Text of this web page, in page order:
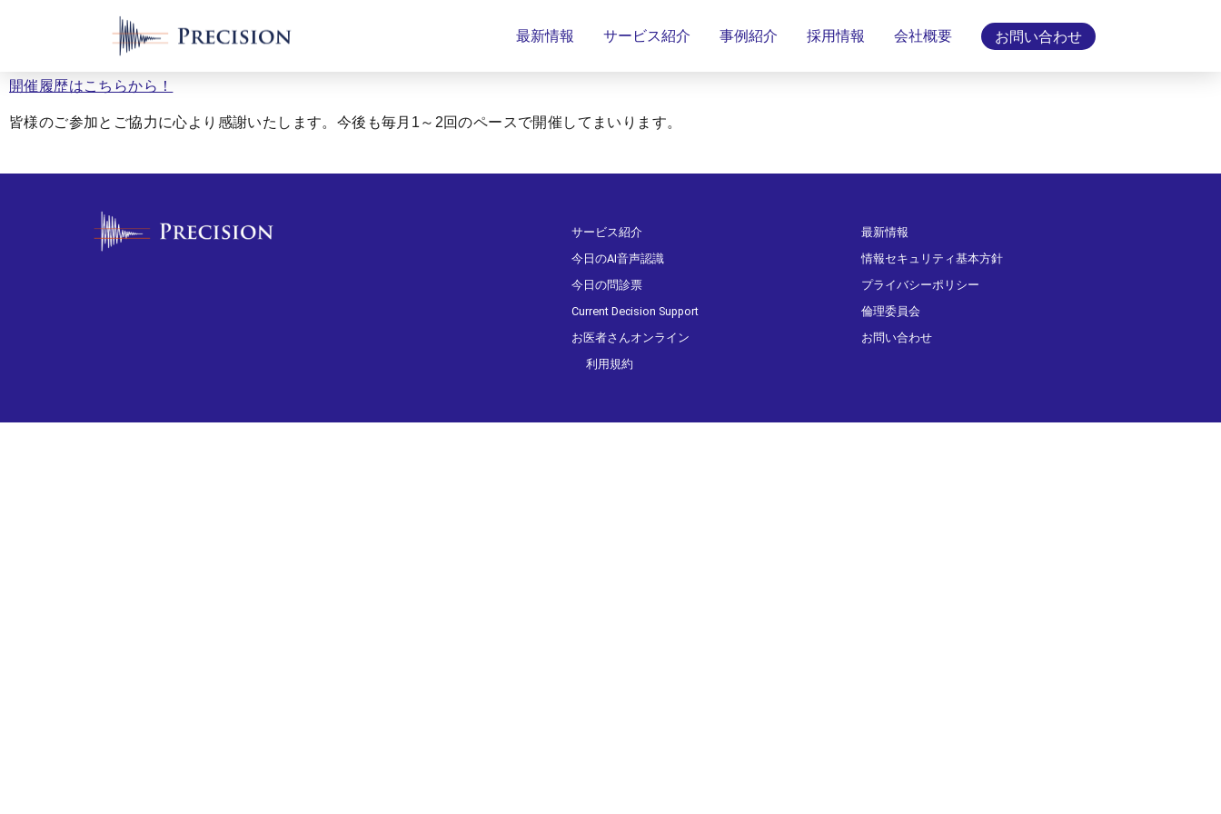
最新情報 サービス紹介 事例紹介 採用情報 会社概要 お問い合わせ
開催履歴はこちらから！
皆様のご参加とご協力に心より感謝いたします。今後も毎月1～2回のペースで開催してまいります。
サービス紹介
今日のAI音声認識
今日の問診票
Current Decision Support
お医者さんオンライン
利用規約
最新情報
情報セキュリティ基本方針
プライバシーポリシー
倫理委員会
お問い合わせ